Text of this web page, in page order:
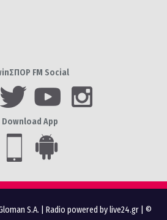
FM Social
Download App
S.A. Radio powered by live24.gr | ©